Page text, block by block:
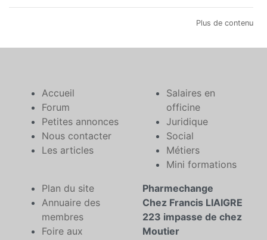
Plus de contenu
Accueil
Forum
Petites annonces
Nous contacter
Les articles
Salaires en
officine
Juridique
Social
Métiers
Mini formations
Plan du site
Annuaire des
membres
Foire aux
Pharmechange
Chez Francis LIAIGRE
223 impasse de chez
Moutier